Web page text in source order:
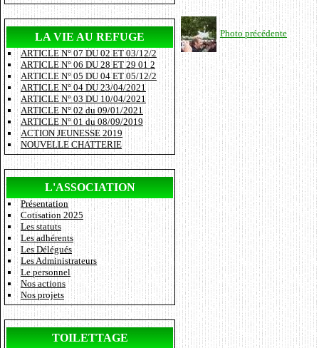
LA VIE AU REFUGE
ARTICLE N° 07 DU 02 ET 03/12/2
ARTICLE N° 06 DU 28 ET 29 01 2
ARTICLE N° 05 DU 04 ET 05/12/2
ARTICLE N° 04 DU 23/04/2021
ARTICLE N° 03 DU 10/04/2021
ARTICLE N° 02 du 09/01/2021
ARTICLE N° 01 du 08/09/2019
ACTION JEUNESSE 2019
NOUVELLE CHATTERIE
L'ASSOCIATION
Présentation
Cotisation 2025
Les statuts
Les adhérents
Les Délégués
Les Administrateurs
Le personnel
Nos actions
Nos projets
TOILETTAGE
Photo précédente